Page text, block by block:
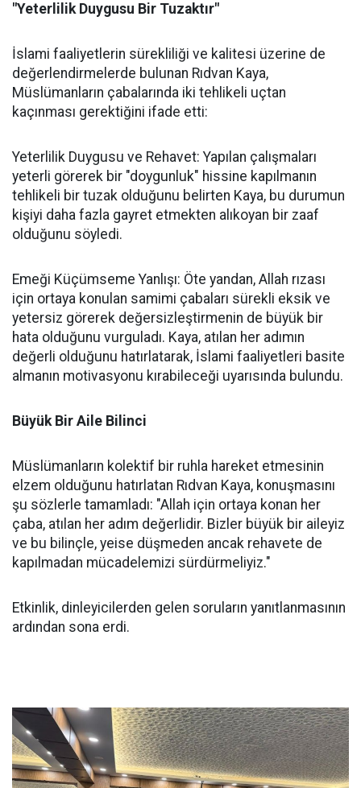
"Yeterlilik Duygusu Bir Tuzaktır"
İslami faaliyetlerin sürekliliği ve kalitesi üzerine de
değerlendirmelerde bulunan Rıdvan Kaya,
Müslümanların çabalarında iki tehlikeli uçtan
kaçınması gerektiğini ifade etti:
Yeterlilik Duygusu ve Rehavet: Yapılan çalışmaları
yeterli görerek bir "doygunluk" hissine kapılmanın
tehlikeli bir tuzak olduğunu belirten Kaya, bu durumun
kişiyi daha fazla gayret etmekten alıkoyan bir zaaf
olduğunu söyledi.
Emeği Küçümseme Yanlışı: Öte yandan, Allah rızası
için ortaya konulan samimi çabaları sürekli eksik ve
yetersiz görerek değersizleştirmenin de büyük bir
hata olduğunu vurguladı. Kaya, atılan her adımın
değerli olduğunu hatırlatarak, İslami faaliyetleri basite
almanın motivasyonu kırabileceği uyarısında bulundu.
Büyük Bir Aile Bilinci
Müslümanların kolektif bir ruhla hareket etmesinin
elzem olduğunu hatırlatan Rıdvan Kaya, konuşmasını
şu sözlerle tamamladı: "Allah için ortaya konan her
çaba, atılan her adım değerlidir. Bizler büyük bir aileyiz
ve bu bilinçle, yeise düşmeden ancak rehavete de
kapılmadan mücadelemizi sürdürmeliyiz."
Etkinlik, dinleyicilerden gelen soruların yanıtlanmasının
ardından sona erdi.